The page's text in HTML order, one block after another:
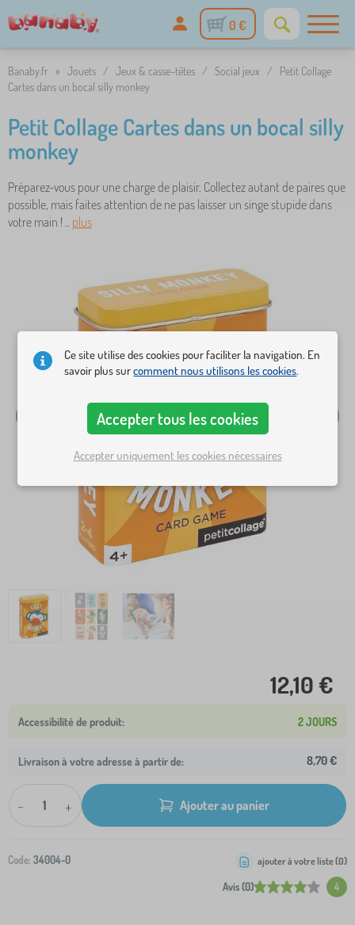
0 €
Banaby.fr » Jouets / Jeux & casse-têtes / Social jeux /
Petit Collage
Cartes dans un bocal silly monkey
Petit Collage Cartes dans un bocal silly
monkey
Préparez-vous pour une charge de plaisir. Collectez autant de paires que
possible, mais faites attention de ne pas laisser un singe stupide dans
votre main ! .. plus
12,10 €
2 JOURS
Livraison à votre adresse à partir de: 8,70 €
- + Ajouter au panier
Code: 34004-0
Avis (0) 4
ajouter à votre liste (0)
Ce site utilise des cookies pour faciliter la navigation. En
savoir plus surcomment nous utilisons les cookies.
Accepter tous les cookies
Accepter uniquement les cookies nécessaires